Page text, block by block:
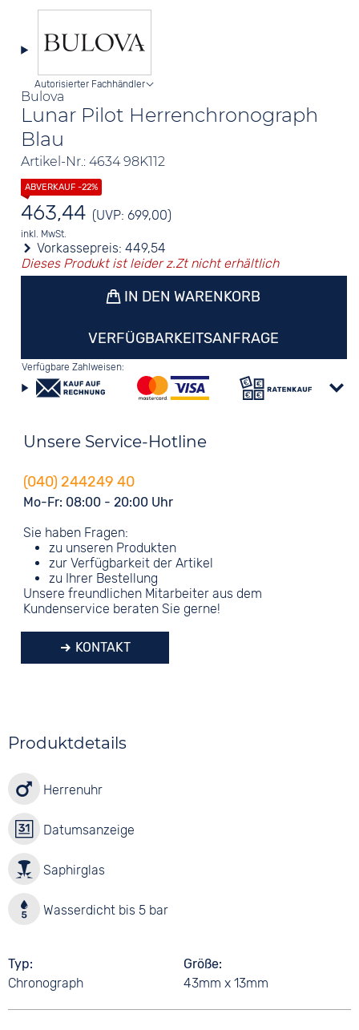
Bulova
Lunar Pilot Herrenchronograph
Blau
Artikel-Nr.: 4634 98K112
Autorisierter Fachhändler
463,44 (UVP: 699,00)
inkl. MwSt.
Vorkassepreis:449,54
Dieses Produkt ist leider z.Zt nicht erhältlich
IN DEN WARENKORB
VERFÜGBARKEITSANFRAGE
Verfügbare Zahlweisen:
Unsere Service-Hotline
(040) 244249 40
Mo-Fr: 08:00 - 20:00 Uhr
Sie haben Fragen:
zu unseren Produkten
zur Verfügbarkeit der Artikel
zu Ihrer Bestellung
Unsere freundlichen Mitarbeiter aus dem
Kundenservice beraten Sie gerne!
KONTAKT
Produktdetails
Herrenuhr
Datumsanzeige
Saphirglas
Wasserdicht bis 5 bar
Typ
Chronograph
Größe
43mm x 13mm